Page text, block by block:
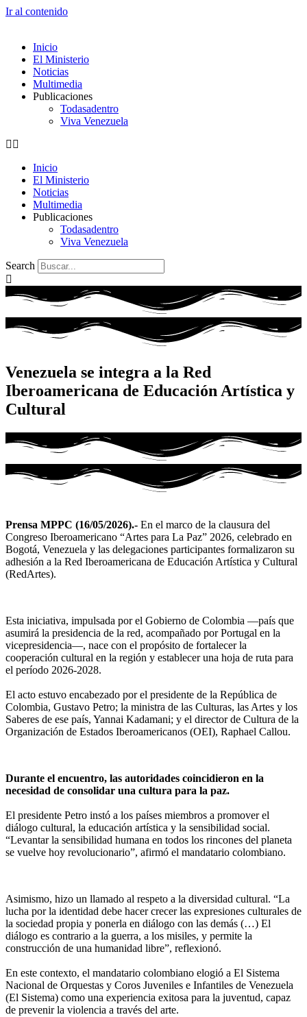
Ir al contenido
Inicio
El Ministerio
Noticias
Multimedia
Publicaciones
Todasadentro
Viva Venezuela
Inicio
El Ministerio
Noticias
Multimedia
Publicaciones
Todasadentro
Viva Venezuela
Search
Venezuela se integra a la Red
Iberoamericana de Educación Artística y
Cultural
Prensa MPPC (16/05/2026).- En el marco de la clausura del
Congreso Iberoamericano “Artes para La Paz” 2026, celebrado en
Bogotá, Venezuela y las delegaciones participantes formalizaron su
adhesión a la Red Iberoamericana de Educación Artística y Cultural
(RedArtes).
‎Esta iniciativa, impulsada por el Gobierno de Colombia —país que
asumirá la presidencia de la red, acompañado por Portugal en la
vicepresidencia—, nace con el propósito de fortalecer la
cooperación cultural en la región y establecer una hoja de ruta para
el período 2026-2028.
‎El acto estuvo encabezado por el presidente de la República de
Colombia, Gustavo Petro; la ministra de las Culturas, las Artes y los
Saberes de ese país, Yannai Kadamani; y el director de Cultura de la
Organización de Estados Iberoamericanos (OEI), Raphael Callou.
Durante el encuentro, las autoridades coincidieron en la
necesidad de consolidar una cultura para la paz.
‎El presidente Petro instó a los países miembros a promover el
diálogo cultural, la educación artística y la sensibilidad social.
“Levantar la sensibilidad humana en todos los rincones del planeta
se vuelve hoy revolucionario”, afirmó el mandatario colombiano.
‎Asimismo, hizo un llamado al respeto a la diversidad cultural. “La
lucha por la identidad debe hacer crecer las expresiones culturales de
la sociedad propia y ponerla en diálogo con las demás (…) El
diálogo es contrario a la guerra, a los misiles, y permite la
construcción de una humanidad libre”, reflexionó.
‎En este contexto, el mandatario colombiano elogió a El Sistema
Nacional de Orquestas y Coros Juveniles e Infantiles de Venezuela
(El Sistema) como una experiencia exitosa para la juventud, capaz
de prevenir la violencia a través del arte.